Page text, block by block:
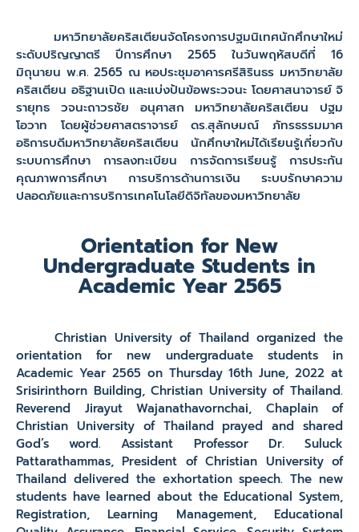
มหาวิทยาลัยคริสเตียนจัดโครงการปฐมนิเทศนักศึกษาใหม่
ระดับปริญญาตรี ปีการศึกษา 2565 ในวันพฤหัสบดีที่ 16
มิถุนายน พ.ศ. 2565 ณ หอประชุมอาคารศรีสิรินธร มหาวิทยาลัย
คริสเตียน อธิฐานเปิด และแบ่งปันข้อพระวจนะ โดยศาสนาจารย์ จิ
รายุทธ วจนะถาวรชัย อนุศาสก มหาวิทยาลัยคริสเตียน ปฐม
โอวาท โดยผู้ช่วยศาสตราจารย์ ดร.สุลักษมณ์ ภัทรธรรมมาศ
อธิการบดีมหาวิทยาลัยคริสเตียน นักศึกษาใหม่ได้เรียนรู้เกี่ยวกับ
ระบบการศึกษา การลงทะเบียน การจัดการเรียนรู้ การประกัน
คุณภาพการศึกษา การบริการด้านการเงิน ระบบรักษาความ
ปลอดภัยและการบริการเทคโนโลยีดิจิทัลของมหาวิทยาลัย
Orientation for New
Undergraduate Students in
Academic Year 2565
Christian University of Thailand organized the
orientation for new undergraduate students in
Academic Year 2565 on Thursday 16th June, 2022 at
Srisirinthorn Building, Christian University of Thailand.
Reverend Jirayut Wajanathavornchai, Chaplain of
Christian University of Thailand prayed and shared
God’s word. Assistant Professor Dr. Suluck
Pattarathammas, President of Christian University of
Thailand delivered the exhortation speech. The new
students have learned about the Educational System,
Registration, Learning Management, Educational